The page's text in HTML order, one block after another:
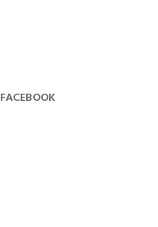
FACEBOOK